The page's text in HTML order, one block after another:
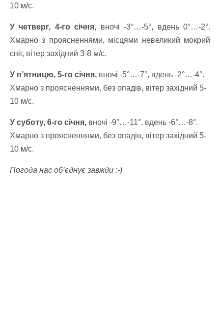
10 м/с.
У четверг, 4-го січня, вночі -3°…-5°, вдень 0°…-2°.
Хмарно з проясненнями, місцями невеликий мокрий
сніг, вітер західний 3-8 м/с.
У п’ятницю, 5-го січня, вночі -5°…-7°, вдень -2°…-4°.
Хмарно з проясненнями, без опадів, вітер західний 5-
10 м/с.
У суботу, 6-го січня, вночі -9°…-11°, вдень -6°…-8°.
Хмарно з проясненнями, без опадів, вітер західний 5-
10 м/с.
Погода нас об’єднує завжди :-)